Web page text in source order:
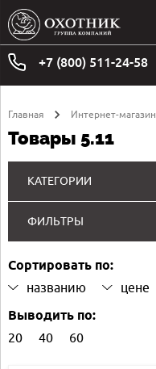
+7 (800) 511-24-58
Главная Интернет-магазин
Товары 5.11
КАТЕГОРИИ
ФИЛЬТРЫ
Сортировать по:
названию цене
Выводить по:
20 40 60